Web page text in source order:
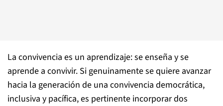
La convivencia es un aprendizaje: se enseña y se
aprende a convivir. Si genuinamente se quiere avanzar
hacia la generación de una convivencia democrática,
inclusiva y pacífica, es pertinente incorporar dos